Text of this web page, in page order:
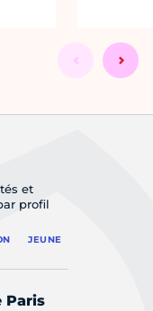
et
profil
JEUNE
Paris